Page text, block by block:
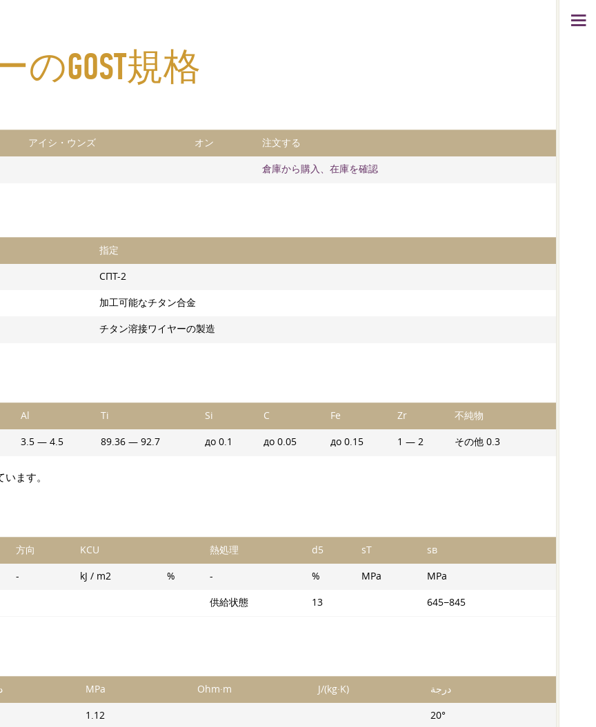
GOST規格
アイシ・ウンズ オン 注文する
倉庫から購入、在庫を確認
指定
СПТ-2
加工可能なチタン合金
チタン溶接ワイヤーの製造
Al Ti Si C Fe Zr 不純物
3.5 — 4.5 89.36 — 92.7 до 0.1 до 0.05 до 0.15 1 — 2 その他 0.3
ます。
方向 KCU 熱処理 d5 sT sв
- kJ / m2 % - % MPa MPa
供給状態 13 645−845
MPa Ohm·m J/(kg·K) درجة
1.12 20°